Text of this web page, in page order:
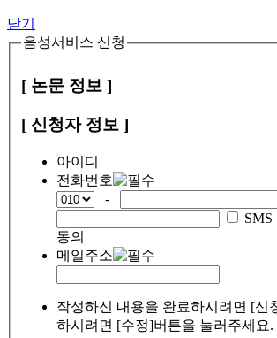
닫기
음성서비스 신청
[ 논문 정보 ]
[ 신청자 정보 ]
아이디
전화번호
-
동의
메일주소
작성하신 내용을 완료하시려면 [신
하시려면 [수정]버튼을 눌러주세요.